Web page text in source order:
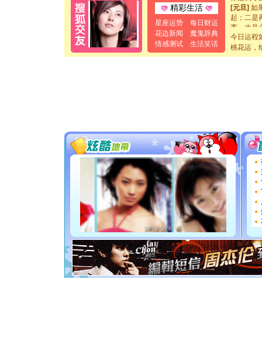
精彩生活
星座运势
每日财运
花边新闻
魔鬼辞典
情感测试
生活笑话
[元旦] 如
起；二是
离。水晶
[元旦]当
泣，这痛
你太多，
要平安
[圣诞节]
能正大
都要快乐
[圣诞节]
如意,快
[元旦]
看
断电。
你是我
[元旦]
起；二是
离。水晶
[元旦]当
泣，这痛
今日运程
桃花运，